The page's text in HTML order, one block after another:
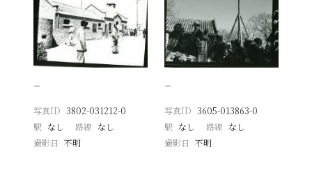
−
写真ID 3802-031212-0
駅 なし 路線 なし
撮影日
不明
−
写真ID 3605-013863-0
駅 なし 路線 なし
撮影日 不明